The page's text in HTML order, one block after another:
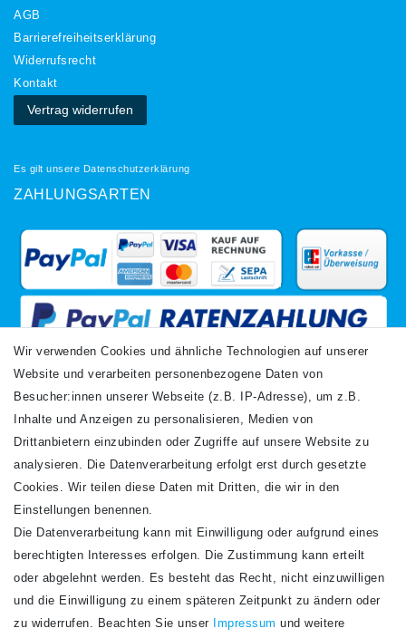
AGB
Barrierefreiheitserklärung
Widerrufs­recht
Kontakt
Vertrag widerrufen
Es gilt unsere Datenschutzerklärung
ZAHLUNGSARTEN
VERSANDARTEN
Newsletter
Honig
Hiermit bestätige ich, dass ich dieDaten­schutz­erklärunggelesen habe. Meine
Wir verwenden Cookies und ähnliche Technologien auf unserer
Website und verarbeiten personenbezogene Daten von
Besucher:innen unserer Webseite (z.B. IP-Adresse), um z.B.
Inhalte und Anzeigen zu personalisieren, Medien von
Drittanbietern einzubinden oder Zugriffe auf unsere Website zu
analysieren. Die Datenverarbeitung erfolgt erst durch gesetzte
Cookies. Wir teilen diese Daten mit Dritten, die wir in den
Einstellungen benennen.
Die Datenverarbeitung kann mit Einwilligung oder aufgrund eines
berechtigten Interesses erfolgen. Die Zustimmung kann erteilt
oder abgelehnt werden. Es besteht das Recht, nicht einzuwilligen
und die Einwilligung zu einem späteren Zeitpunkt zu ändern oder
zu widerrufen. Beachten Sie unser
Impressum und weitere